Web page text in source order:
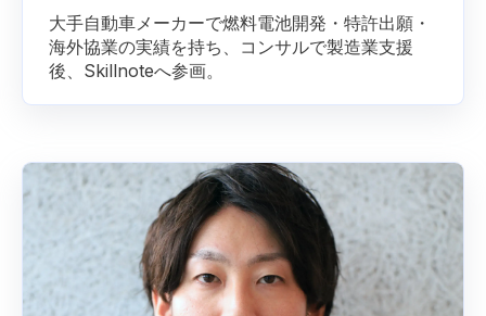
大手自動車メーカーで燃料電池開発・特許出願・
海外協業の実績を持ち、コンサルで製造業支援
後、Skillnoteへ参画。